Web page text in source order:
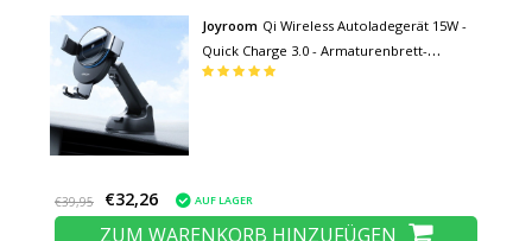
Joyroom Qi Wireless Autoladegerät 15W -
Quick Charge 3.0 - Armaturenbrett-
Standladegerät Universal Wireless Car
€39,95 €32,26 AUF LAGER
ZUM WARENKORB HINZUFÜGEN